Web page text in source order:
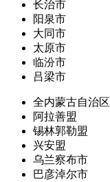
长治市
阳泉市
大同市
太原市
临汾市
吕梁市
全内蒙古自治区
阿拉善盟
锡林郭勒盟
兴安盟
乌兰察布市
巴彦淖尔市